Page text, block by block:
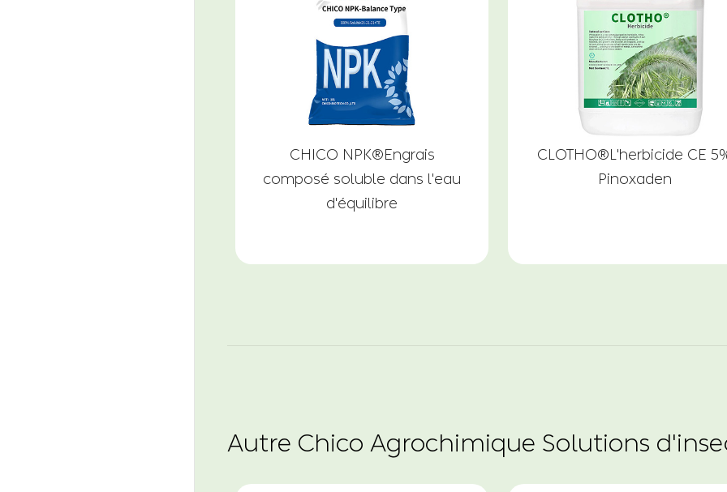
CHICO NPK®Engrais
composé soluble dans l'eau
d'équilibre
CLOTHO®L'herbicide CE
Pinoxaden
Autre Chico Agrochimique Solutions